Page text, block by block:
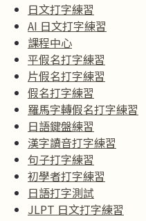
日文打字練習
AI 日文打字練習
課程中心
平假名打字練習
片假名打字練習
假名打字練習
羅馬字轉假名打字練習
日語鍵盤練習
漢字讀音打字練習
句子打字練習
初學者打字練習
日語打字測試
JLPT 日文打字練習